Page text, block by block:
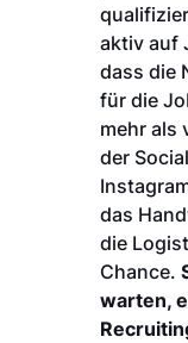
aktiv auf
dass die
für die
mehr als
der
das
die
Chance.
warten,